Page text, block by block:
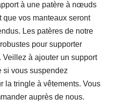
à une patère à nœuds
que vos manteaux seront
Les patères de notre
pour supporter
à ajouter un support
si vous suspendez
la tringle à vêtements. Vous
auprès de nous.